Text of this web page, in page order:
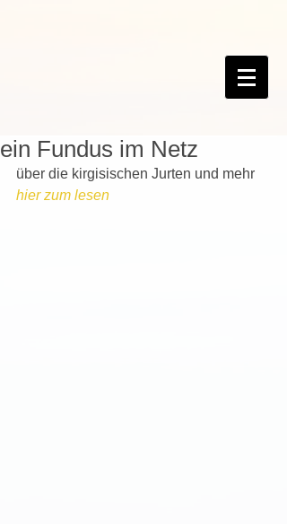
ein Fundus im Netz
über die kirgisischen Jurten und mehr
hier zum lesen